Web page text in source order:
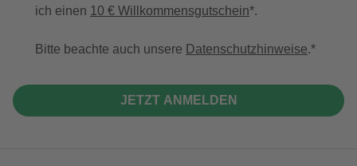
ich einen 10 € Willkommensgutschein*.
Bitte beachte auch unsere Datenschutzhinweise.
JETZT ANMELDEN